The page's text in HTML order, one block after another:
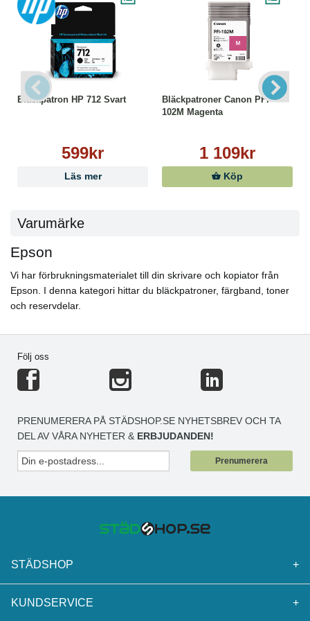
Bläckpatron HP 712 Svart
599kr
Läs mer
Bläckpatroner Canon PFI-
102M Magenta
1 109kr
Köp
Varumärke
Epson
Vi har förbrukningsmaterialet till din skrivare och kopiator från
Epson. I denna kategori hittar du bläckpatroner, färgband, toner
och reservdelar.
Följ oss
PRENUMERERA PÅ STÄDSHOP.SE NYHETSBREV OCH TA
DEL AV VÅRA NYHETER & ERBJUDANDEN!
Prenumerera
STÄDSHOP +
KUNDSERVICE +